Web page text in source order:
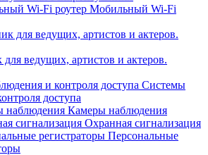
Мобильный Wi-Fi
ведущих, артистов и актеров.
Системы
доступа
Камеры наблюдения
Охранная сигнализация
Персональные